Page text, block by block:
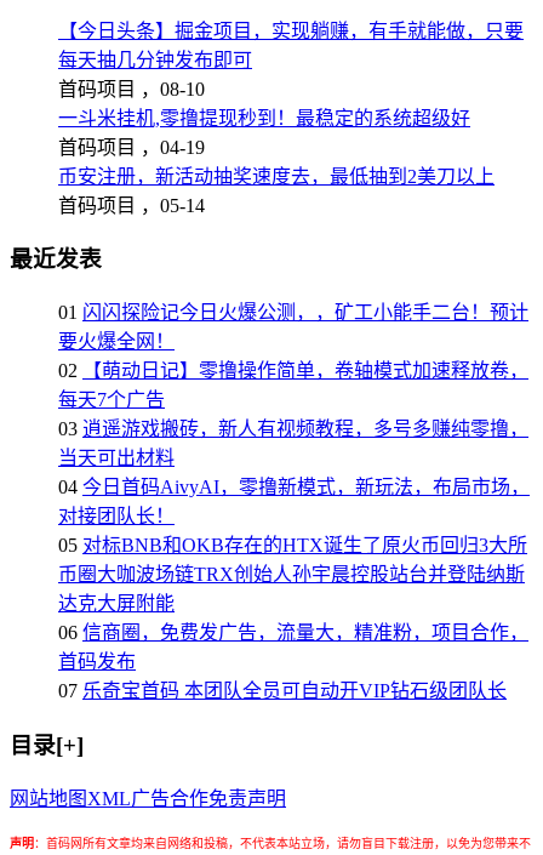
【今日头条】掘金项目，实现躺赚，有手就能做，只要
每天抽几分钟发布即可
首码项目 ， 08-10
一斗米挂机,零撸提现秒到！最稳定的系统超级好
首码项目 ， 04-19
币安注册，新活动抽奖速度去，最低抽到2美刀以上
首码项目 ， 05-14
最近发表
01 闪闪探险记今日火爆公测，，矿工小能手二台！预计
要火爆全网！
02
【萌动日记】零撸操作简单，卷轴模式加速释放卷，
每天7个广告
03 逍遥游戏搬砖，新人有视频教程，多号多赚纯零撸，
当天可出材料
04 今日首码AivyAI，零撸新模式，新玩法，布局市场，
对接团队长！
05 对标BNB和OKB存在的HTX诞生了原火币回归3大所
币圈大咖波场链TRX创始人孙宇晨控股站台并登陆纳斯
达克大屏附能
06 信商圈，免费发广告，流量大，精准粉，项目合作，
首码发布
07 乐奇宝首码 本团队全员可自动开VIP钻石级团队长
目录[+]
网站地图 XML广告合作免责声明
声明： 首码网所有文章均来自网络和投稿，不代表本站立场，请勿盲目下载注册，以免为您带来不